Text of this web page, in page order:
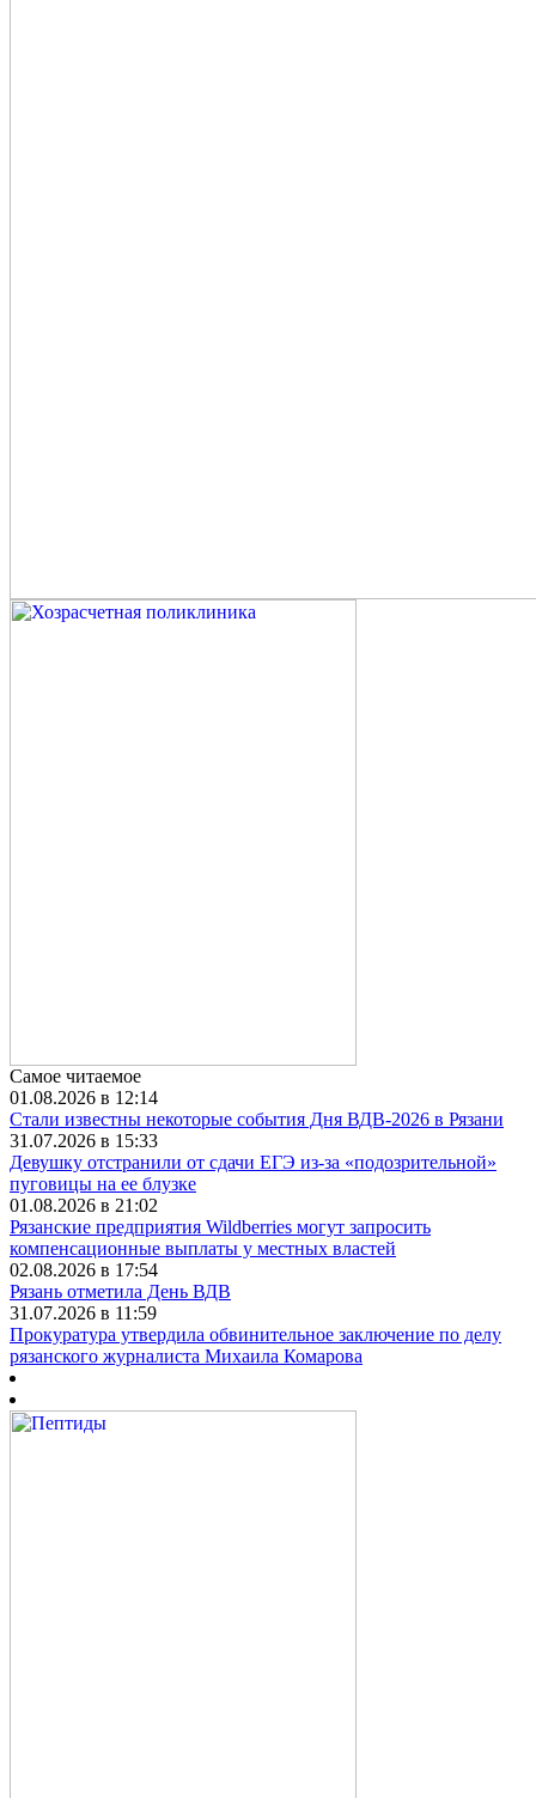
Самое читаемое
01.08.2026 в 12:14
Стали известны некоторые события Дня ВДВ-2026 в Рязани
31.07.2026 в 15:33
Девушку отстранили от сдачи ЕГЭ из-за «подозрительной»
пуговицы на ее блузке
01.08.2026 в 21:02
Рязанские предприятия Wildberries могут запросить
компенсационные выплаты у местных властей
02.08.2026 в 17:54
Рязань отметила День ВДВ
31.07.2026 в 11:59
Прокуратура утвердила обвинительное заключение по делу
рязанского журналиста Михаила Комарова